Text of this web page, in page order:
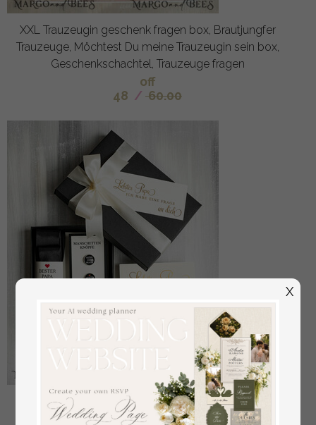
XXL Trauzeugin geschenk fragen box, Brautjungfer
Trauzeuge, Möchtest Du meine Trauzeugin sein box,
Geschenkschachtel, Trauzeuge fragen
off
48 / 60.00
Manschettenknöpfe Vater der Braut
off
X